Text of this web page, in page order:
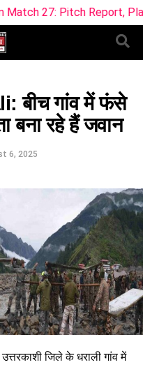
Report, Playing XI &
बीच गांव में फंसे
बना रहे हैं जवान
6, 2025
जिले के धराली गांव में